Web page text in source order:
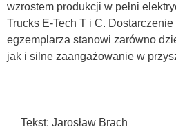
wzrostem produkcji w pełni
Trucks E-Tech T i C.
egzemplarza stanowi zarówno
jak i silne zaangażowanie w
Tekst: Jarosław Brach